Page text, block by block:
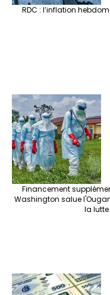
RDC : l’inflation
Financement
Washington salue
la lutte